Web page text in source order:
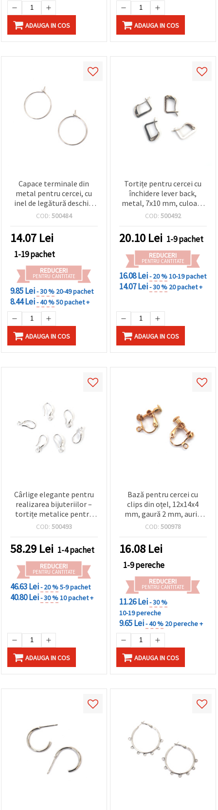
ADAUGA IN COS ADAUGA IN COS
Capace terminale din
metal pentru cercei, cu
inel de legătură deschis,
20 mm, ton argintiu - 20
COD: 500484
14.07 Lei
1-19 pachet
REDUCERI
PENTRU CANTITATE
9.85 Lei- 30 % 20-49 pachet
8.44 Lei- 40 %50 pachet +
ADAUGA IN COS
Tortițe pentru cercei cu
închidere lever back,
metal, 7x10 mm, culoare
argintie – 10 bucăți
COD: 500492
20.10 Lei 1-9 pachet
REDUCERI
PENTRU CANTITATE
16.08 Lei- 20 %10-19 pachet
14.07 Lei- 30 % 20 pachet +
ADAUGA IN COS
Cârlige elegante pentru
realizarea bijuteriilor –
tortițe metalice pentru
cercei, 5x14 mm, alb, 10
COD: 500493
58.29 Lei 1-4 pachet
REDUCERI
PENTRU CANTITATE
46.63 Lei- 20 %5-9 pachet
40.80 Lei- 30 %10 pachet +
ADAUGA IN COS
Bază pentru cercei cu
clips din oțel, 12x14x4
mm, gaură 2 mm, auriu
deschis – 1 pereche (2
COD: 500978
16.08 Lei
1-9 pereche
REDUCERI
PENTRU CANTITATE
11.26 Lei- 30 %
10-19 pereche
9.65 Lei- 40 % 20 pereche +
ADAUGA IN COS